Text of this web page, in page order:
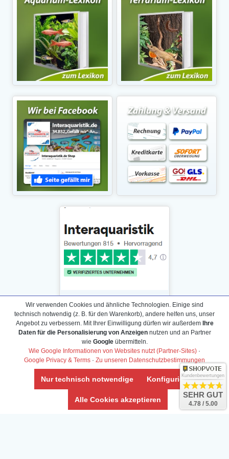
Daten­schutz­erklärung
Widerrufs­recht /Widerrufs­formular
AGB & Info
Impressum
Umwelt und Entsorgung
Vertrag widerrufen
Wir verwenden Cookies und ähnliche Technologien. Einige sind
technisch notwendig (z. B. für den Warenkorb), andere helfen uns, unser
Angebot zu verbessern. Mit Ihrer Einwilligung dürfen wir außerdem Ihre
Daten für die Personalisierung von Anzeigennutzen und an Partner
wie Googleübermitteln.
Wie Google Informationen von Websites nutzt (Partner-Sites) ·
Google Privacy & Terms · Zu unseren Datenschutzbestimmungen
Nur technisch notwendige Konfigurieren
Alle Cookies akzeptieren
Kundenbewertungen
SEHR GUT
4.78 / 5.00